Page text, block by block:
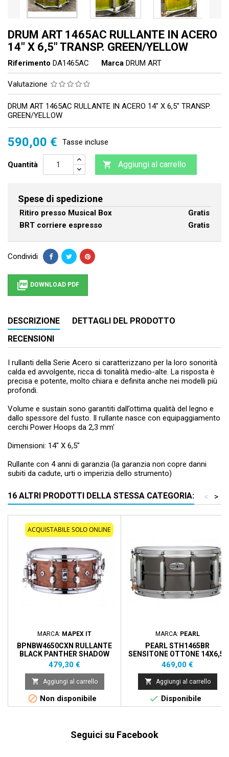
DRUM ART 1465AC RULLANTE IN ACERO
14" X 6,5" TRANSP. GREEN/YELLOW
Riferimento DA1465AC Marca DRUM ART
Valutazione
DRUM ART 1465AC RULLANTE IN ACERO 14" X 6,5" TRANSP.
GREEN/YELLOW
590,00 € Tasse incluse
Quantità  Aggiungi al carrello
Spese di spedizione
Ritiro presso Musical Box
Gratis
BRT corriere espresso
Gratis
Condividi
 DOWNLOAD PDF
DESCRIZIONE
DETTAGLI DEL PRODOTTO
RECENSIONI
I rullanti della Serie Acero si caratterizzano per la loro sonorità
calda ed avvolgente, ricca di tonalità medio-alte. La risposta è
precisa e potente, molto chiara e definita anche nei modelli più
profondi.
Volume e sustain sono garantiti dall’ottima qualità del legno e
dallo spessore del fusto. Il rullante nasce con equipaggiamento
cerchi Power Hoops da 2,3 mm'
Dimensioni: 14" X 6,5"
Rullante con 4 anni di garanzia (la garanzia non copre danni
subiti da cadute, urti o imperizia dello strumento)
16 ALTRI PRODOTTI DELLA STESSA CATEGORIA: >
<
ACQUISTABILE SOLO ONLINE
MARCA: MAPEX IT
BPNBW4650CXN RULLANTE
BLACK PANTHER SHADOW
14X6,5""
Prezzo
479,30 €
 Aggiungi al carrello
 Non disponibile
MARCA: PEARL
PEARL STH1465BR
SENSITONE OTTONE 14X6,5"
Prezzo
469,00 €
 Aggiungi al carrello
 Disponibile
Seguici su Facebook